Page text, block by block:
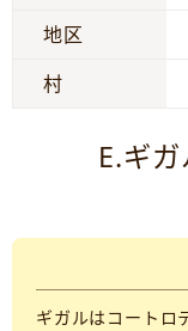
地区
村
E.ギ
ギガルはコートロ